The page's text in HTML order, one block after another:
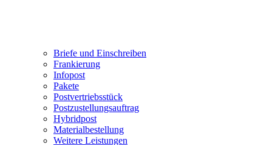
Briefe und Einschreiben
Frankierung
Infopost
Pakete
Postvertriebsstück
Postzustellungsauftrag
Hybridpost
Materialbestellung
Weitere Leistungen